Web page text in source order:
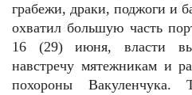
грабежи, драки, поджоги и
охватил большую часть
16 (29) июня, власти
навстречу мятежникам и
похороны Вакуленчука.